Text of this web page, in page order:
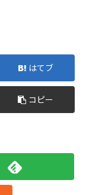
はてブ
コピー